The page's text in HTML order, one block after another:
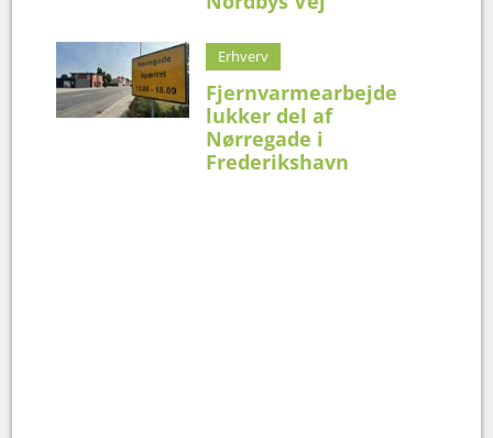
Erhverv
Fjernvarmearbejde
lukker del af
Nørregade i
Frederikshavn